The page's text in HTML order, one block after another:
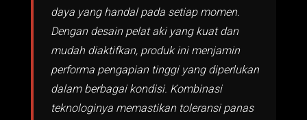
daya yang handal pada setiap momen.
Dengan desain pelat aki yang kuat dan
mudah diaktifkan, produk ini menjamin
performa pengapian tinggi yang diperlukan
dalam berbagai kondisi. Kombinasi
teknologinya memastikan toleransi panas